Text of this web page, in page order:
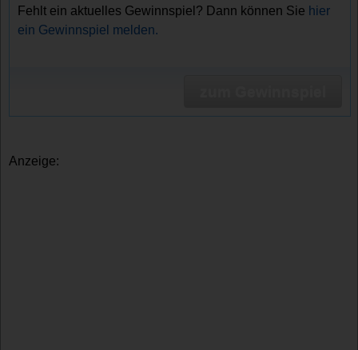
Fehlt ein aktuelles Gewinnspiel? Dann können Sie hier
ein Gewinnspiel melden.
Anzeige: